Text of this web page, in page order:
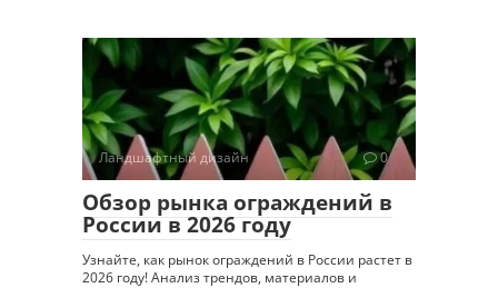
Ландшафтный дизайн 0
Обзор рынка ограждений в
России в 2026 году
Узнайте, как рынок ограждений в России растет в
2026 году! Анализ трендов, материалов и